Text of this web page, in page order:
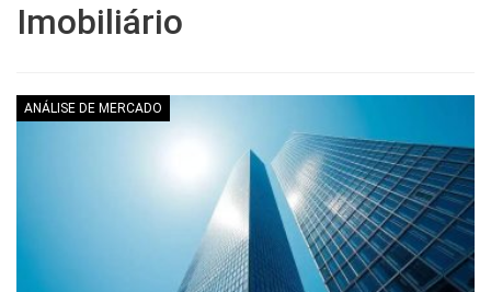
Imobiliário
ANÁLISE DE MERCADO